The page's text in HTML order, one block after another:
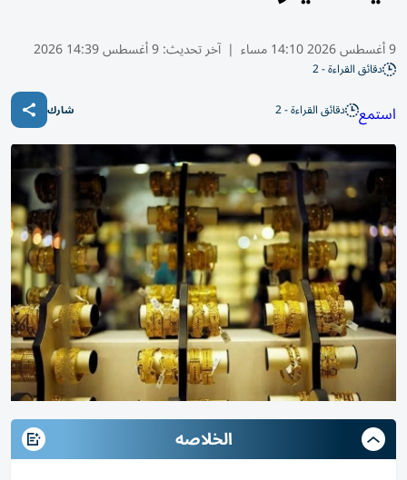
9 أغسطس 2026 14:10 مساء | آخر تحديث:9 أغسطس 14:39 2026
دقائق القراءة - 2
استمع دقائق القراءة - 2 شارك
الخلاصه